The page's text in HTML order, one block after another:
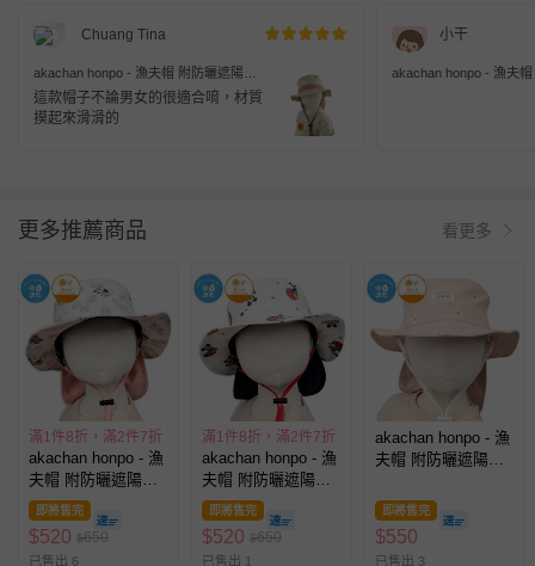
Chuang Tina
akachan honpo - 漁夫帽 附防曬遮陽布-
象牙白色
這款帽子不論男女的很適合唷，材質
摸起來滑滑的
小干
akachan honpo - 漁夫
更多推薦商品 看更多
滿1件8折，滿2件7折
akachan honpo - 漁
夫帽 附防曬遮陽布-
迪士尼 吸水速乾-粉
紅色
即將售完
$520 $650
已售出 6
滿1件8折，滿2件7折
akachan honpo - 漁
夫帽 附防曬遮陽布-
迪士尼 吸水速乾-米
白色
即將售完
$520 $650
已售出 1
akachan honpo - 漁
夫帽 附防曬遮陽布-
粉紅色
即將售完
$550
已售出 3